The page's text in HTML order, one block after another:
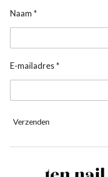
Naam *
E-mailadres *
Verzenden